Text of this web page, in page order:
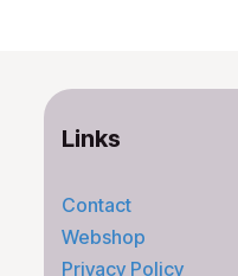
Links
Contact
Webshop
Privacy Policy